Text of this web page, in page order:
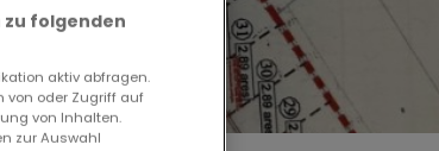
zu folgenden
aktiv abfragen.
von oder Zugriff auf
von Inhalten.
zur Auswahl